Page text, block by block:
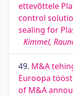
ettevõttele
control
sealing for
Kimmel,
49. M&A
Euroopa
of M&A